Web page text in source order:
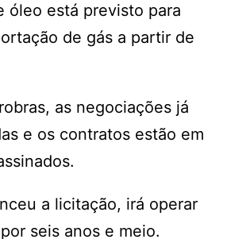
óleo está previsto para
de gás a partir de
as negociações já
e os contratos estão em
a licitação, irá operar
seis anos e meio.